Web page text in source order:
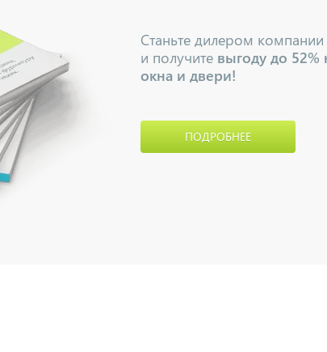
Станьте дилером
и получите выгоду до 52%
окна и двери!
ПОДРОБНЕЕ